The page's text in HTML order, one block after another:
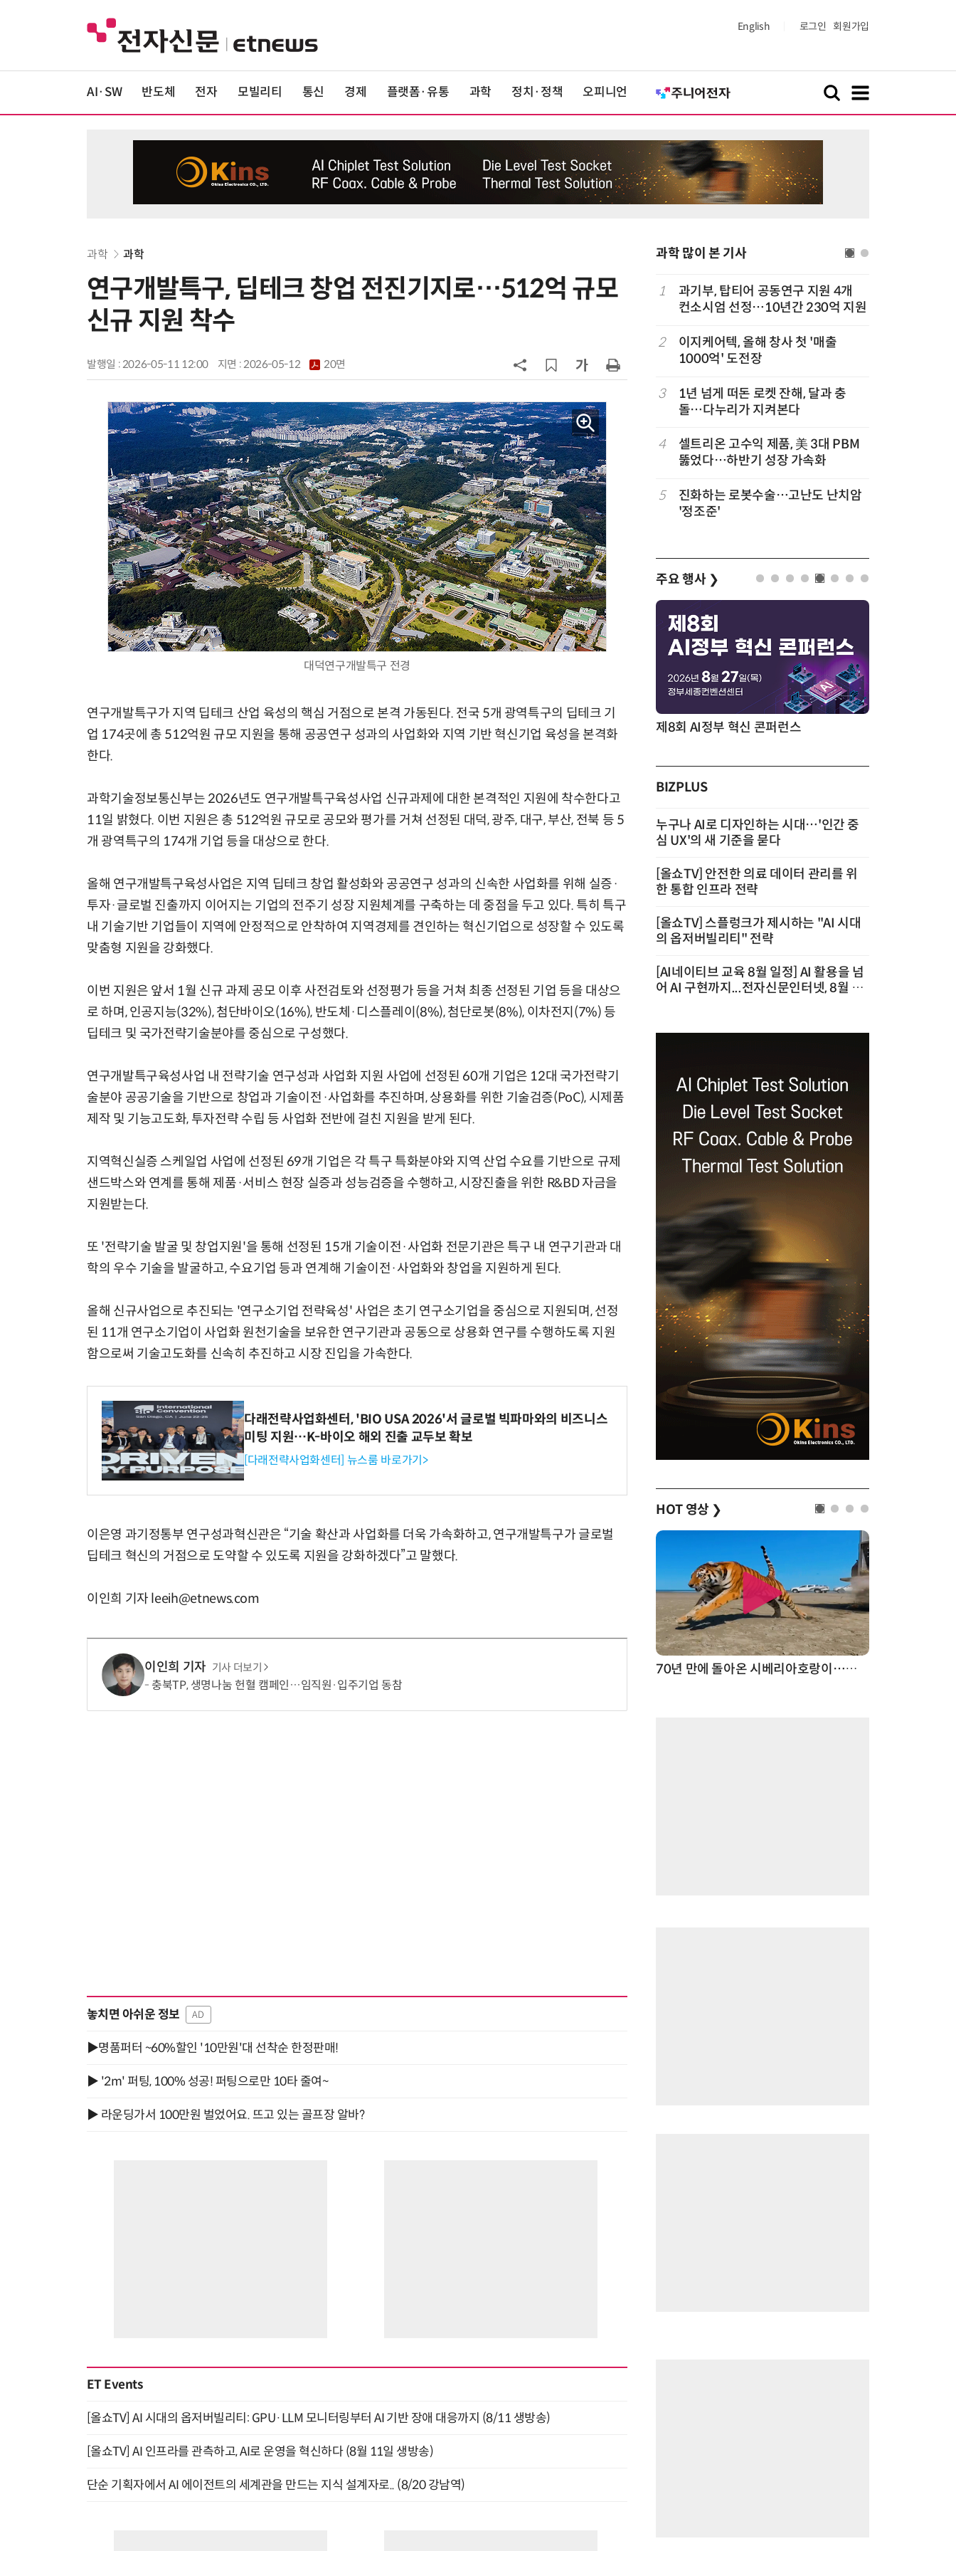
English 로그인 회원가입
AI·SW 반도체 전자 모빌리티 통신 경제 플랫폼·유통 과학 정치·정책 오피니언
과학 과학
연구개발특구, 딥테크 창업 전진기지로…512억 규모
신규 지원 착수
발행일 : 2026-05-11 12:00 지면 :2026-05-12 20면
대덕연구개발특구 전경
연구개발특구가 지역 딥테크 산업 육성의 핵심 거점으로 본격 가동된다. 전국 5개 광역특구의 딥테크 기
업 174곳에 총 512억원 규모 지원을 통해 공공연구 성과의 사업화와 지역 기반 혁신기업 육성을 본격화
한다.
과학기술정보통신부는 2026년도 연구개발특구육성사업 신규과제에 대한 본격적인 지원에 착수한다고
11일 밝혔다. 이번 지원은 총 512억원 규모로 공모와 평가를 거쳐 선정된 대덕, 광주, 대구, 부산, 전북 등 5
개 광역특구의 174개 기업 등을 대상으로 한다.
올해 연구개발특구육성사업은 지역 딥테크 창업 활성화와 공공연구 성과의 신속한 사업화를 위해 실증·
투자·글로벌 진출까지 이어지는 기업의 전주기 성장 지원체계를 구축하는 데 중점을 두고 있다. 특히 특구
내 기술기반 기업들이 지역에 안정적으로 안착하여 지역경제를 견인하는 혁신기업으로 성장할 수 있도록
맞춤형 지원을 강화했다.
이번 지원은 앞서 1월 신규 과제 공모 이후 사전검토와 선정평가 등을 거쳐 최종 선정된 기업 등을 대상으
로 하며, 인공지능(32%), 첨단바이오(16%), 반도체·디스플레이(8%), 첨단로봇(8%), 이차전지(7%) 등
딥테크 및 국가전략기술분야를 중심으로 구성했다.
연구개발특구육성사업 내 전략기술 연구성과 사업화 지원 사업에 선정된 60개 기업은 12대 국가전략기
술분야 공공기술을 기반으로 창업과 기술이전·사업화를 추진하며, 상용화를 위한 기술검증(PoC), 시제품
제작 및 기능고도화, 투자전략 수립 등 사업화 전반에 걸친 지원을 받게 된다.
지역혁신실증 스케일업 사업에 선정된 69개 기업은 각 특구 특화분야와 지역 산업 수요를 기반으로 규제
샌드박스와 연계를 통해 제품·서비스 현장 실증과 성능검증을 수행하고, 시장진출을 위한 R&BD 자금을
지원받는다.
또 '전략기술 발굴 및 창업지원'을 통해 선정된 15개 기술이전·사업화 전문기관은 특구 내 연구기관과 대
학의 우수 기술을 발굴하고, 수요기업 등과 연계해 기술이전·사업화와 창업을 지원하게 된다.
올해 신규사업으로 추진되는 '연구소기업 전략육성' 사업은 초기 연구소기업을 중심으로 지원되며, 선정
된 11개 연구소기업이 사업화 원천기술을 보유한 연구기관과 공동으로 상용화 연구를 수행하도록 지원
함으로써 기술고도화를 신속히 추진하고 시장 진입을 가속한다.
다래전략사업화센터, 'BIO USA 2026'서 글로벌 빅파마와의 비즈니스
미팅 지원…K-바이오 해외 진출 교두보 확보
[다래전략사업화센터] 뉴스룸 바로가기>
이은영 과기정통부 연구성과혁신관은 “기술 확산과 사업화를 더욱 가속화하고, 연구개발특구가 글로벌
딥테크 혁신의 거점으로 도약할 수 있도록 지원을 강화하겠다”고 말했다.
이인희 기자 leeih@etnews.com
이인희 기자 기사 더보기
충북TP, 생명나눔 헌혈 캠페인…임직원·입주기업 동참
놓치면 아쉬운 정보 AD
▶명품퍼터 ~60%할인 '10만원'대 선착순 한정판매!
▶ '2m' 퍼팅, 100% 성공! 퍼팅으로만 10타 줄여~
▶ 라운딩가서 100만원 벌었어요. 뜨고 있는 골프장 알바?
ET Events
[올쇼TV] AI 시대의 옵저버빌리티: GPU·LLM 모니터링부터 AI 기반 장애 대응까지 (8/11 생방송)
[올쇼TV] AI 인프라를 관측하고, AI로 운영을 혁신하다 (8월 11일 생방송)
단순 기획자에서 AI 에이전트의 세계관을 만드는 지식 설계자로.. (8/20 강남역)
과학 많이 본 기사
6
“망막 찍자 심혈관 고위험 판정”…정
·바이오 실험에 더위도 잊었다…
“내년 2기로 이어집니다”
빛 신호 한 번에 읽는 '광반도체 BCI
칩' 구현
9
“아스트라제네카·BMS, 577조원 규
모 초대형 합병 논의”
10 특구재단, 한·미 첨단바이오 협력 강
화…존스홉킨스·하버드와 기술사업
화 논의
1
과기부, 탑티어 공동연구 지원 4개
컨소시엄 선정…10년간 230억 지원
2
이지케어텍, 올해 창사 첫 '매출
1000억' 도전장
3
1년 넘게 떠돈 로켓 잔해, 달과 충
돌…다누리가 지켜본다
4
셀트리온 고수익 제품, 美 3대 PBM
뚫었다…하반기 성장 가속화
5
진화하는 로봇수술…고난도 난치암
'정조준'
주요 행사 ❯
모든 업무 담당자(비개발자)를 위한 온톨로지 기반 AI 지식체계 설계 1-day 워크숍 AI 핀옵스 실전 세미나: 폭증하는 AI 토큰 비용 관리 전략 2026 전자신문 테크데이 제8회 AI정부 혁신 콘퍼런스
BIZPLUS
누구나 AI로 디자인하는 시대…'인간 중
심 UX'의 새 기준을 묻다
[올쇼TV] 안전한 의료 데이터 관리를 위
한 통합 인프라 전략
[올쇼TV] 스플렁크가 제시하는 "AI 시대
의 옵저버빌리티" 전략
[AI네이티브 교육 8월 일정] AI 활용을 넘
어 AI 구현까지...전자신문인터넷, 8월 실
HOT 영상 ❯
70년 만에 돌아온 시베리아호랑이…카자흐스탄 야생에 풀렸다